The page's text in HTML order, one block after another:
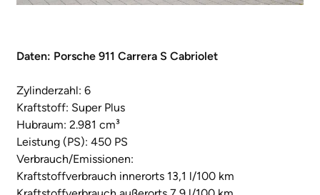
Daten: Porsche 911 Carrera S Cabriolet
Zylinderzahl: 6
Kraftstoff: Super Plus
Hubraum: 2.981 cm³
Leistung (PS): 450 PS
Verbrauch/Emissionen:
Kraftstoffverbrauch innerorts 13,1 l/100 km